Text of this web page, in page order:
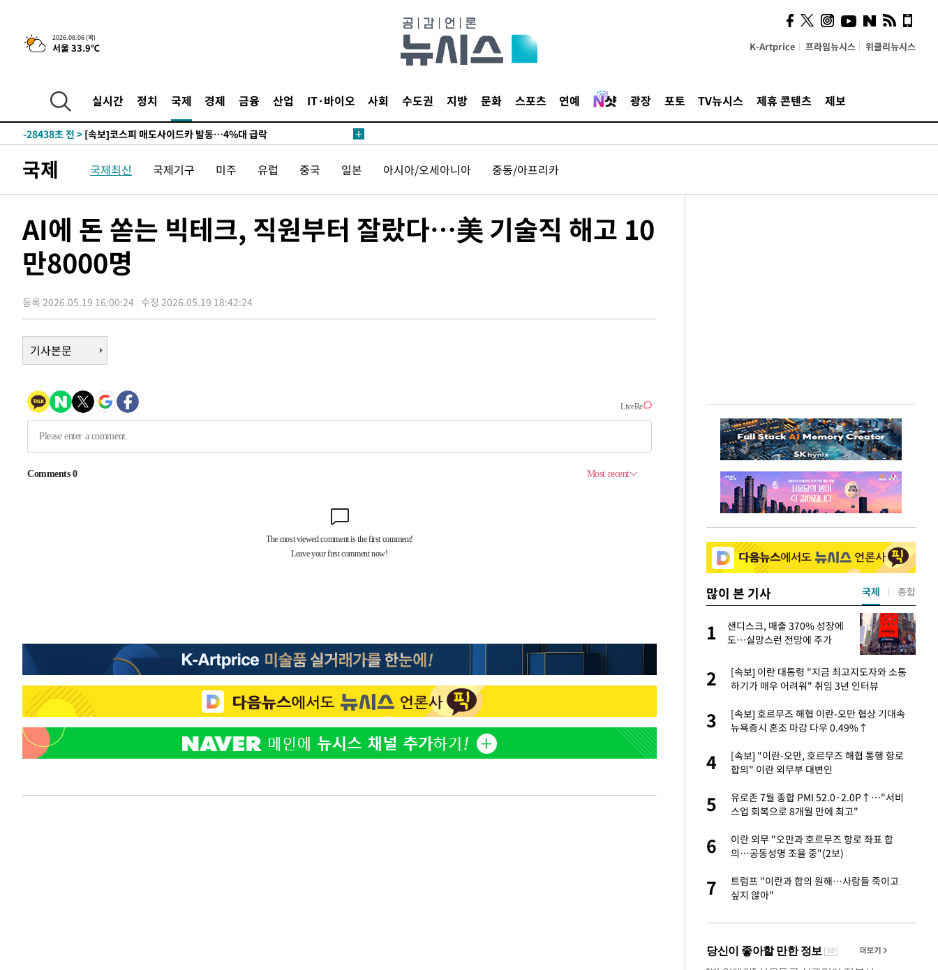
2026.08.06 (목)
서울 33.9℃ K-Artprice 프라임뉴시스 위클리뉴시스
실시간 정치 국제 경제 금융 산업 IT·바이오 사회 수도권 지방 문화 스포츠 연예 광장 포토 TV뉴시스 제휴 콘텐츠 제보
2시간 전 >[속보] "이란-오만, 호르무즈 해협 통행 항로 합의" 이란 외무부 대변인
-28645초 전 >
[속보]산업장관 "美무역법 제301조 과잉생산 결과 발표 8월 중 예
[속보]코스피 매도사이드카 발동…4%대 급락
-27710초 전 > [속보]전남광주 초대 시민추천 부시장에 백승주·윤난실
-23838초 전 > [속보]코스닥, 2.15포인트(0.27%) 내린 797.44 출발
-23821초 전 >[속보]코스피, 119.51포인트(1.81%) 내린 6478.75 개장
-20268초 전 >
6월 경상수지 497.3억 달러…두 달 연속 사상 최대
-20219초 전 >서울 낮 39도 '폭염중대경보'…40도 관측 가능성도
-17581초 전 >미 워싱턴주 스포캔 시의 통제불능 3개 산불, 방화선 일부 구축
-9754초 전 > [속보] 호르무즈 해협 이란-오만 협상 기대속 뉴욕증시 혼조 마감 다
임 3년 인터뷰[속보] "이란-오만, 호르무즈 해협 통행 항로 합의" 이란 외무부 대변인
-29258초 전 >
[속보]경찰, '홍명보 선임 논란' 대한축구협회·축구회관 등 압수수
색
-28438초 전 >[속보]코스피 매도사이드카 발동…4%대 급락
-27710초 전 >[속보]전남광주 초대 시민추천 부시장에 백승주·윤난실
-25271초 전 >
서울 열대야 15일째 지속…비공식 '초열대야' 30도 넘어
-23838초 전 >[속보]코스닥, 2.15포인트(0.27%) 내린 797.44 출발
-23821초 전 >
[속보] 호르무즈 해협 이란-오만 협상 기대속 뉴욕증시 혼조 마감 다
국제 국제최신 국제기구 미주 유럽 중국 일본 아시아/오세아니아 중동/아프리카
AI에 돈 쏟는 빅테크, 직원부터 잘랐다…美 기술직 해고 10
만8000명
등록 2026.05.19 16:00:24 수정 2026.05.19 18:42:24
기사본문
많이 본 기사
2
정부, 전 산업에 'AI 옷' 입힌다…AI 로봇 연
1000대 보급 추진
3
'첫 주연' 정준원 "심판대 올라…많이 걱정
돼"
4
황기순 "원정 도박으로 전 재산 잃고 필리핀
5 최준희, 또 성형수술 예고 "짝짝이 눈 탈출"
1
샌디스크, 매출 370% 성장에
도…실망스런 전망에 주가
2
[속보] 이란 대통령 "지금 최고지도자와 소통
하기가 매우 어려워" 취임 3년 인터뷰
3
[속보] 호르무즈 해협 이란-오만 협상 기대속
뉴욕증시 혼조 마감 다우 0.49%↑
4
[속보] "이란-오만, 호르무즈 해협 통행 항로
합의" 이란 외무부 대변인
5
유로존 7월 종합 PMI 52.0·2.0P↑…"서비
스업 회복으로 8개월 만에 최고"
6
이란 외무 "오만과 호르무즈 항로 좌표 합
의…공동성명 조율 중"(2보)
7
트럼프 "이란과 합의 원해…사람들 죽이고
싶지 않아"
국제 종합